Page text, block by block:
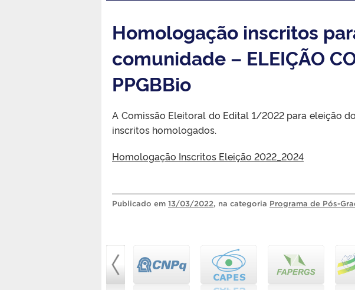
Homologação inscritos
comunidade – ELEIÇÃO
PPGBBio
A Comissão Eleitoral do Edital 1/2022 para eleição
inscritos homologados.
Homologação Inscritos Eleição 2022_2024
Publicado em 13/03/2022, na categoria Programa de Pós-